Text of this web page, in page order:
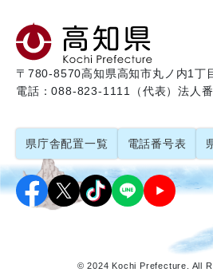
〒780-8570高知県高知市丸ノ内1丁
電話：088-823-1111（代表）法人
県庁舎配置一覧 電話番号表
© 2024 Kochi Prefecture. All